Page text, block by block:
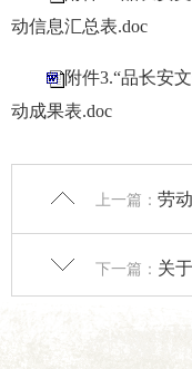
动信息汇总表.doc
附件3.“品长安
动成果表.doc
上一篇： 劳动育人
下一篇： 关